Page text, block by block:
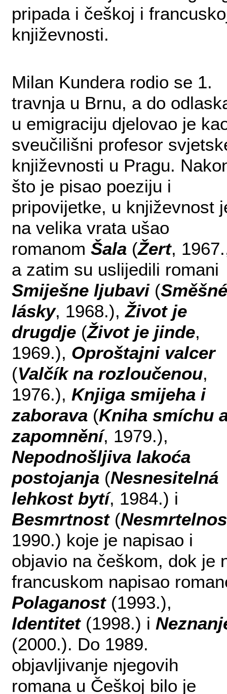
pripada i češkoj i
književnosti.
Milan Kundera rodio se 1.
travnja u Brnu, a do
u emigraciju djelovao je
sveučilišni profesor
književnosti u Pragu.
što je pisao poeziju i
pripovijetke, u književnost
na velika vrata ušao
romanom Šala (Žert,
a zatim su uslijedili romani
Smiješne ljubavi(Směšné
lásky, 1968.),Život je
drugdje (Život je jinde,
1969.), Oproštajni valcer
(Valčík na rozloučenou,
1976.), Knjiga smijeha i
zaborava (Kniha smíchu
zapomnění, 1979.),
Nepodnošljiva lakoća
postojanja (Nesnesitelná
lehkost bytí, 1984.) i
Besmrtnost(
1990.) koje je napisao i
objavio na češkom, dok je
francuskom napisao
Polaganost(1993.),
Identitet(1998.) i
(2000.). Do 1989.
objavljivanje njegovih
romana u Češkoj bilo je